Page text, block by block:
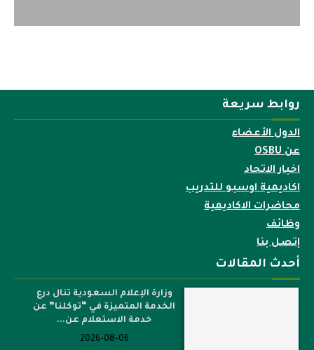
روابط سريعة
الدول الأعضاء
عن OSBU
اخبار الاتحاد
اكاديمية اوسبو للتدريب
محاضرات الاكاديمية
وظائف
إتصل بنا
أحدث المقالات
وزارة الإعلام السعودية تنال درع
الخدمة المتميزة في “توكلنا” عن
خدمة الاستعلام عن...
2026-08-06